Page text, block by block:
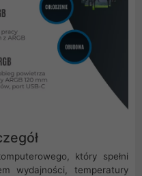
który spełni
wydajności, temperatury